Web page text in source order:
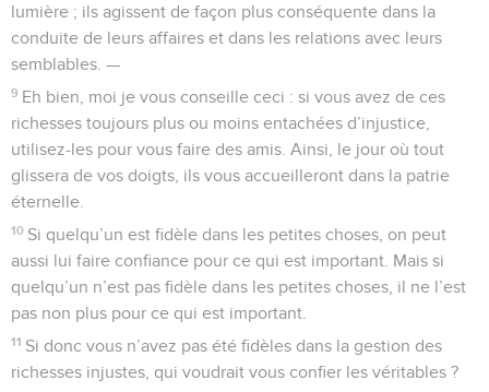
lumière ; ils agissent de façon plus conséquente dans la
conduite de leurs affaires et dans les relations avec leurs
semblables. —
9 Eh bien, moi je vous conseille ceci : si vous avez de ces
richesses toujours plus ou moins entachées d’injustice,
utilisez-les pour vous faire des amis. Ainsi, le jour où tout
glissera de vos doigts, ils vous accueilleront dans la patrie
éternelle.
10 Si quelqu’un est fidèle dans les petites choses, on peut
aussi lui faire confiance pour ce qui est important. Mais si
quelqu’un n’est pas fidèle dans les petites choses, il ne l’est
pas non plus pour ce qui est important.
11 Si donc vous n’avez pas été fidèles dans la gestion des
richesses injustes, qui voudrait vous confier les véritables ?